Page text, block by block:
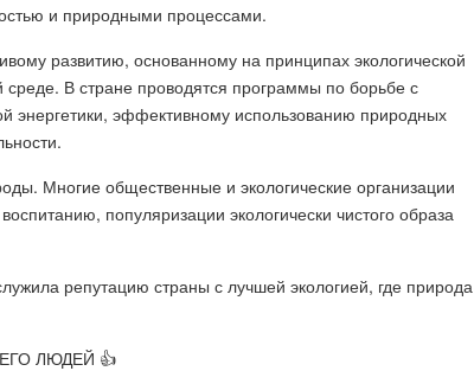
и природными процессами.
развитию, основанному на принципах экологической
В стране проводятся программы по борьбе с
энергетики, эффективному использованию природных
Многие общественные и экологические организации
популяризации экологически чистого образа
репутацию страны с лучшей экологией, где природа
ЛЮДЕЙ 👍